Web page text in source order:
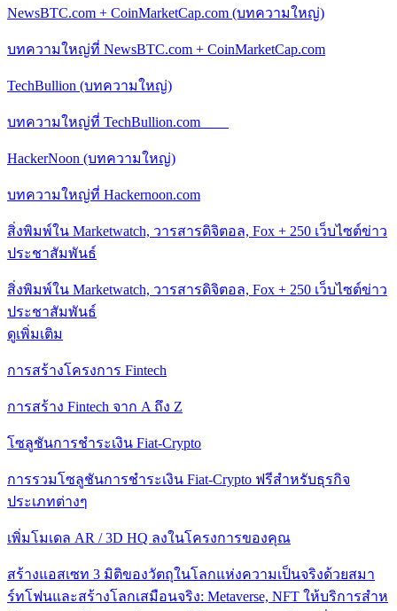
NewsBTC.com + CoinMarketCap.com (บทความใหญ่)
บทความใหญ่ที่ NewsBTC.com + CoinMarketCap.com
TechBullion (บทความใหญ่)
บทความใหญ่ที่ TechBullion.com
HackerNoon (บทความใหญ่)
บทความใหญ่ที่ Hackernoon.com
สิ่งพิมพ์ใน Marketwatch, วารสารดิจิตอล, Fox + 250 เว็บไซต์ข่าว
ประชาสัมพันธ์
สิ่งพิมพ์ใน Marketwatch, วารสารดิจิตอล, Fox + 250 เว็บไซต์ข่าว
ประชาสัมพันธ์
ดูเพิ่มเติม
การสร้างโครงการ Fintech
การสร้าง Fintech จาก A ถึง Z
โซลูชันการชําระเงิน Fiat-Crypto
การรวมโซลูชันการชําระเงิน Fiat-Crypto ฟรีสําหรับธุรกิจ
ประเภทต่างๆ
เพิ่มโมเดล AR / 3D HQ ลงในโครงการของคุณ
สร้างแอสเซท 3 มิติของวัตถุในโลกแห่งความเป็นจริงด้วยสมา
ร์ทโฟนและสร้างโลกเสมือนจริง: Metaverse, NFT ให้บริการสําห